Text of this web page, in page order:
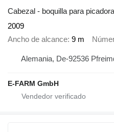
Cabezal - boquilla para
2009
Ancho de alcance 9 m
Alemania, De-92536
E-FARM GmbH